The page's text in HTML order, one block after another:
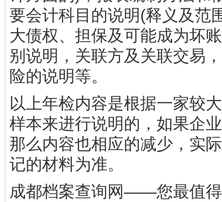
要会计科目的说明(释义及范
大债权、担保及可能成为坏
别说明，关联方及关联交易
险的说明等。
以上年检内容是根据一家较
样本来进行说明的，如果企
那么内容也相应的减少，实
记的材料为准。
成都档案查询网——您最值